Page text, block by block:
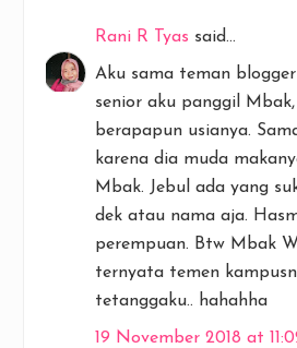
Rani R Tyas said...
Aku sama teman
senior aku panggil
berapapun usianya.
karena dia muda
Mbak. Jebul ada yang
dek atau nama aja.
perempuan. Btw Mbak
ternyata temen
tetanggaku.. hahahha
19 November 2018 at